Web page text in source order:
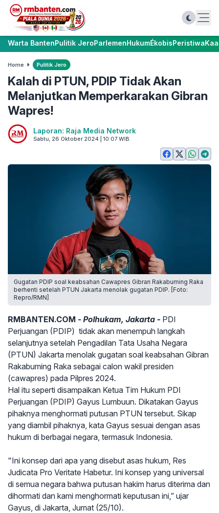
Warta BantenPulitik JeroParlemenHukumÉkobisPeristiwa
Home Pulitik Jero
Kalah di PTUN, PDIP Tidak Akan
Melanjutkan Memperkarakan Gibran
Wapres!
Laporan: Raja Media Network
Sabtu, 26 Oktober 2024 | 10:07 WIB
Gugatan PDIP soal keabsahan Cawapres Gibran Rakabuming Raka
berhenti setelah PTUN Jakarta menolak gugatan PDIP. [Foto:
Repro/RMN]
RMBANTEN.COM - Polhukam, Jakarta - PDI
Perjuangan (PDIP) tidak akan menempuh langkah
selanjutnya setelah Pengadilan Tata Usaha Negara
(PTUN) Jakarta menolak gugatan soal keabsahan Gibran
Rakabuming Raka sebagai calon wakil presiden
(cawapres) pada Pilpres 2024.
Hal itu seperti disampaikan Ketua Tim Hukum PDI
Perjuangan (PDIP) Gayus Lumbuun. Dikatakan Gayus
pihaknya menghormati putusan PTUN tersebut. Sikap
yang diambil pihaknya, kata Gayus sesuai dengan asas
hukum di berbagai negara, termasuk Indonesia.
"Ini konsep dari apa yang disebut asas hukum, Res
Judicata Pro Veritate Habetur. Ini konsep yang universal
di semua negara bahwa putusan hakim harus diterima dan
dihormati dan kami menghormati keputusan ini,” ujar
Gayus, di Jakarta, Jumat (25/10).